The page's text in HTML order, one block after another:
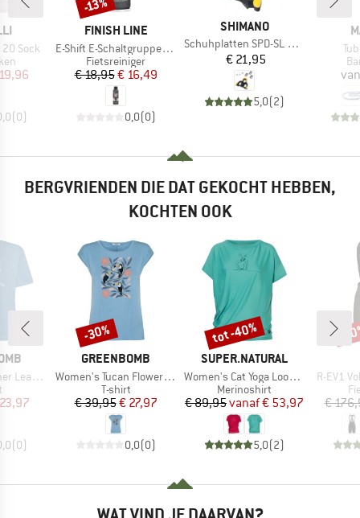
20 Sock
prijs
(0)
MERK
FINISH LINE
Artikel
E-Shift E-Schaltgruppenreiniger
Productgroep
Fietsreiniger
Prijs
€ 18,95Verlaagde prijs
€ 16,49
0,0(0)
-13%
MERK
SHIMANO
Artikel
Schuhplatten SPD-SL SM-SH 11
Prijs
€ 21,95
5,0(2)
BERGVRIENDEN DIE DAT GEKOCHT HEBBEN,
KOCHTEN OOK
T-Shirt
prijs
(0)
MERK
GREENBOMB
Artikel
Women's Tucan Flower Timid
Productgroep
T-shirt
Prijs
€ 39,95Verlaagde prijs
€ 27,97
0,0(0)
Korting
-30%
MERK
SUPER.NATURAL
Artikel
Women's Cat Yoga Loose Tee
Productgroep
Merinoshirt
Prijs
€ 89,95 Verlaagde prijs
vanaf€ 53,97
5,0(2)
Korting
tot -40%
Artikel
R-EV1
€
-